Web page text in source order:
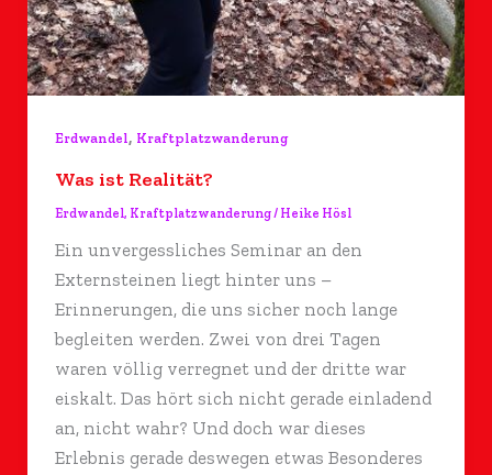
Erdwandel, Kraftplatzwanderung
Was ist Realität?
Erdwandel, Kraftplatzwanderung/ Heike Hösl
Ein unvergessliches Seminar an den
Externsteinen liegt hinter uns –
Erinnerungen, die uns sicher noch lange
begleiten werden. Zwei von drei Tagen
waren völlig verregnet und der dritte war
eiskalt. Das hört sich nicht gerade einladend
an, nicht wahr? Und doch war dieses
Erlebnis gerade deswegen etwas Besonderes